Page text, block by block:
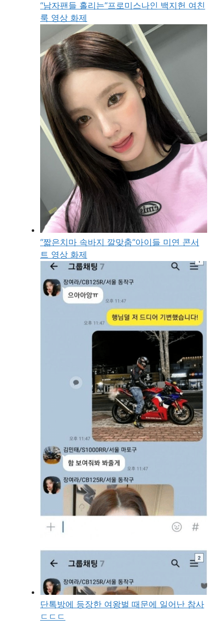
“남자팬들 홀리는”프로미스나인 백지헌 여친
룩 영상 화제
“짧은치마 속바지 깔맞춤”아이들 미연 콘서
트 영상 화제
단톡방에 등장한 여왕벌 때문에 일어난 참사
ㄷㄷㄷ